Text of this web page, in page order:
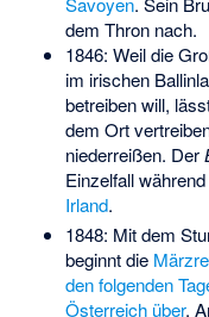
dem Thron nach.
1846: Weil die
im irischen
betreiben will,
dem Ort
niederreißen. Der
Einzelfall
Irland.
1848: Mit dem
beginnt die
den folgenden
Österreich über.